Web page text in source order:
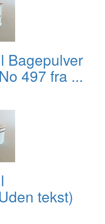
Bagepulver
497 fra ...
tekst)